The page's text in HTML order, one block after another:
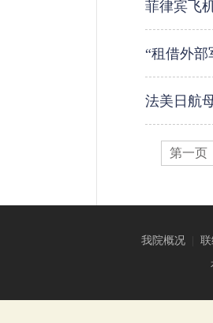
菲律宾飞
“租借外
法美日航
第一页
我院概况